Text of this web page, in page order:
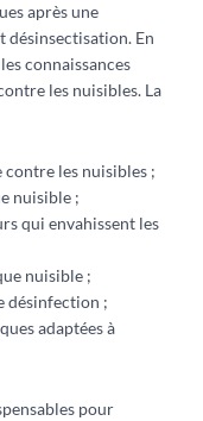
après une
En
connaissances
les nuisibles. La
les nuisibles ;
nuisible ;
qui envahissent les
nuisible ;
désinfection ;
adaptées à
pour